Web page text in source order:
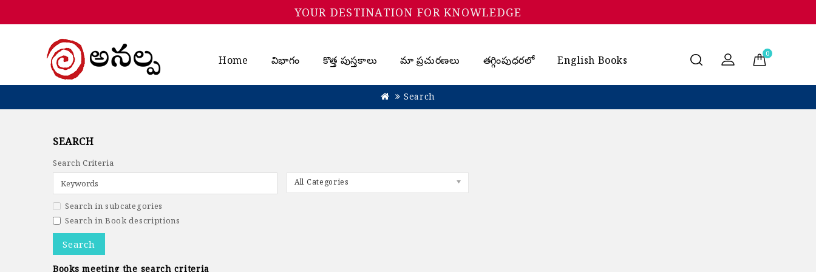
YOUR DESTINATION FOR KNOWLEDGE
0
Home విభాగం కొత్త పుస్తకాలు మా ప్రచురణలు తగ్గింపుధరలో English Books
Search
SEARCH
Search Criteria
All Categories
Search in subcategories
Search in Book descriptions
Books meeting the search criteria